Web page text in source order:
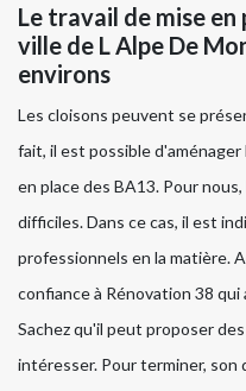
Le travail de mise en
ville de L Alpe De
environs
Les cloisons peuvent se
fait, il est possible
en place des BA13. Pour
difficiles. Dans ce cas, il est
professionnels en la matière.
confiance à Rénovation 38
Sachez qu'il peut proposer
intéresser. Pour terminer,